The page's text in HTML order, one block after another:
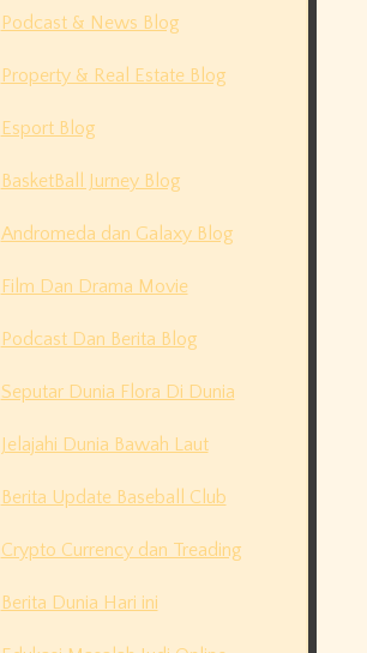
Podcast & News Blog
Property & Real Estate Blog
Esport Blog
BasketBall Jurney Blog
Andromeda dan Galaxy Blog
Film Dan Drama Movie
Podcast Dan Berita Blog
Seputar Dunia Flora Di Dunia
Jelajahi Dunia Bawah Laut
Berita Update Baseball Club
Crypto Currency dan Treading
Berita Dunia Hari ini